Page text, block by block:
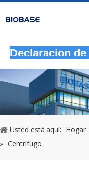
Declaracion de
Usted está aquí: Hogar
» Centrífugo